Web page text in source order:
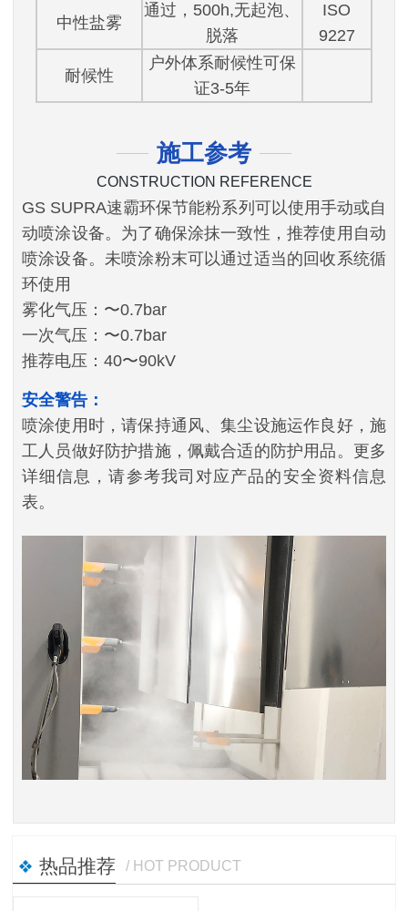
中性盐雾
通过，500h,无起泡、
脱落
ISO
9227
耐候性
户外体系耐候性可保
证3-5年
施工参考
CONSTRUCTION REFERENCE
GS SUPRA速霸环保节能粉系列可以使用手动或自
动喷涂设备。为了确保涂抹一致性，推荐使用自动
喷涂设备。未喷涂粉末可以通过适当的回收系统循
环使用
雾化气压：〜0.7bar
一次气压：〜0.7bar
推荐电压：40〜90kV
安全警告：
喷涂使用时，请保持通风、集尘设施运作良好，施
工人员做好防护措施，佩戴合适的防护用品。更多
详细信息，请参考我司对应产品的安全资料信息
表。
热品推荐 / HOT PRODUCT